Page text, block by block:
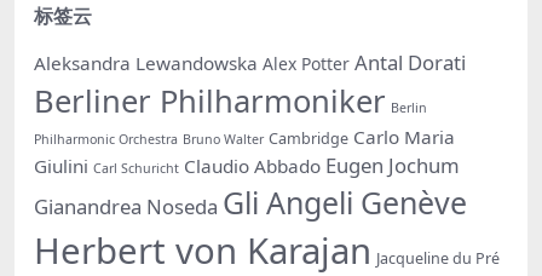
标签云
Aleksandra Lewandowska Alex Potter Antal Dorati
Berliner Philharmoniker Berlin
Philharmonic Orchestra Bruno Walter Cambridge Carlo Maria
Giulini Carl Schuricht Claudio Abbado Eugen Jochum
Gianandrea Noseda Gli Angeli Genève
Herbert von Karajan Jacqueline du Pré